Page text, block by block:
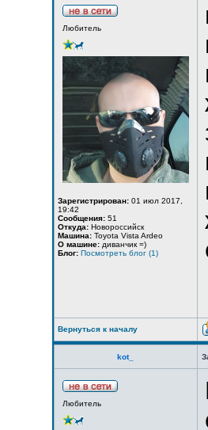
Любитель
Зарегистрирован: 01 июл 2017,
19:42
Сообщения: 51
Откуда: Новороссийск
Машина: Toyota Vista Ardeo
О машине: диванчик =)
Блог: Посмотреть блог (1)
Вернуться к началу
kot_
Любитель